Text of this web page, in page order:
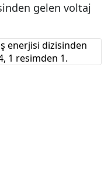
gelen voltaj